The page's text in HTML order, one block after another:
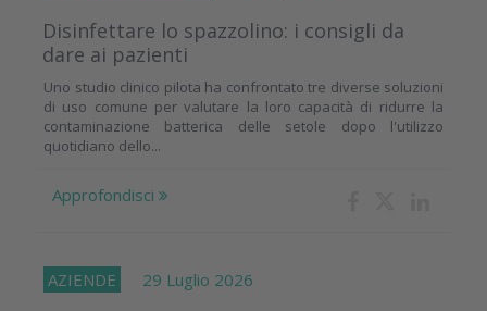
Disinfettare lo spazzolino: i consigli da
dare ai pazienti
Uno studio clinico pilota ha confrontato tre diverse soluzioni
di uso comune per valutare la loro capacità di ridurre la
contaminazione batterica delle setole dopo l'utilizzo
quotidiano dello...
Approfondisci
AZIENDE 29 Luglio 2026